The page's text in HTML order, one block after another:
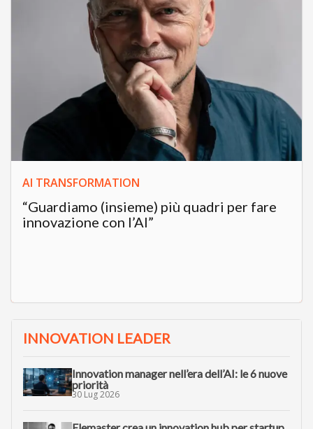
AI TRANSFORMATION
“Guardiamo (insieme) più quadri per fare
innovazione con l’AI”
INNOVATION LEADER
Innovation manager nell’era dell’AI: le 6 nuove
priorità
30 Lug 2026